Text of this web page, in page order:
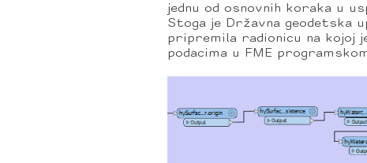
jednu od osnovnih koraka u
Stoga je Državna geodetska
pripremila radionicu na kojoj
podacima u FME